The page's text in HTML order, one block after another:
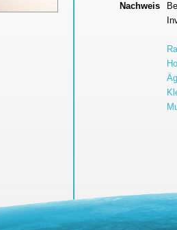
Nachweis